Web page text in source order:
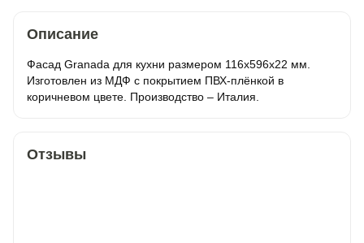
Описание
Фасад Granada для кухни размером 116х596х22 мм.
Изготовлен из МДФ с покрытием ПВХ-плёнкой в
коричневом цвете. Производство – Италия.
Отзывы